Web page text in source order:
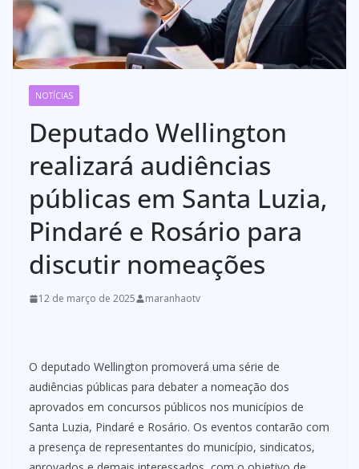
NOTÍCIAS
Deputado Wellington
realizará audiências
públicas em Santa Luzia,
Pindaré e Rosário para
discutir nomeações
12 de março de 2025 maranhaotv
O deputado Wellington promoverá uma série de
audiências públicas para debater a nomeação dos
aprovados em concursos públicos nos municípios de
Santa Luzia, Pindaré e Rosário. Os eventos contarão com
a presença de representantes do município, sindicatos,